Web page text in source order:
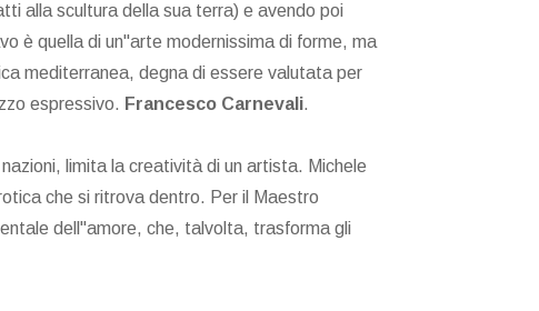
alla scultura della sua terra) e avendo poi
è quella di un"arte modernissima di forme, ma
mediterranea, degna di essere valutata per
espressivo. Francesco Carnevali.
limita la creatività di un artista. Michele
che si ritrova dentro. Per il Maestro
dell"amore, che, talvolta, trasforma gli